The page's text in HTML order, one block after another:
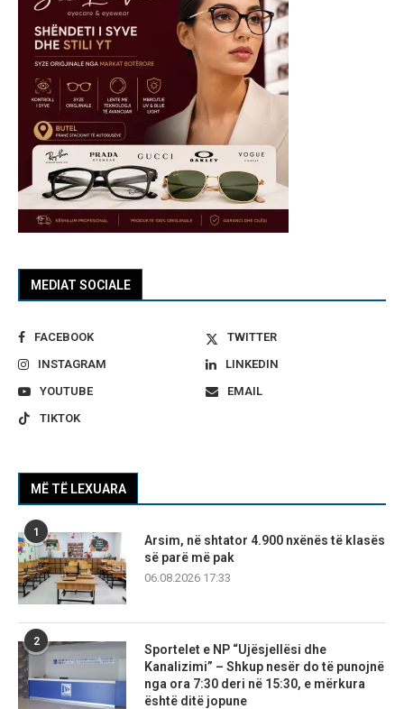
MEDIAT SOCIALE
FACEBOOK
TWITTER
INSTAGRAM
LINKEDIN
YOUTUBE
EMAIL
TIKTOK
MË TË LEXUARA
1
Arsim, në shtator 4.900 nxënës të klasës
së parë më pak
06.08.2026 17:33
2
Sportelet e NP “Ujësjellësi dhe
Kanalizimi” – Shkup nesër do të punojnë
nga ora 7:30 deri në 15:30, e mërkura
është ditë jopune